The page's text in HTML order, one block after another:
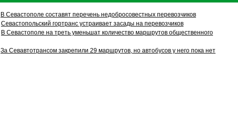
В Севастополе составят перечень недобросовестных перевозчиков
Севастопольский гортранс устраивает засады на перевозчиков
В Севастополе на треть уменьшат количество маршрутов общественного
За Севавтотрансом закрепили 29 маршрутов, но автобусов у него пока нет